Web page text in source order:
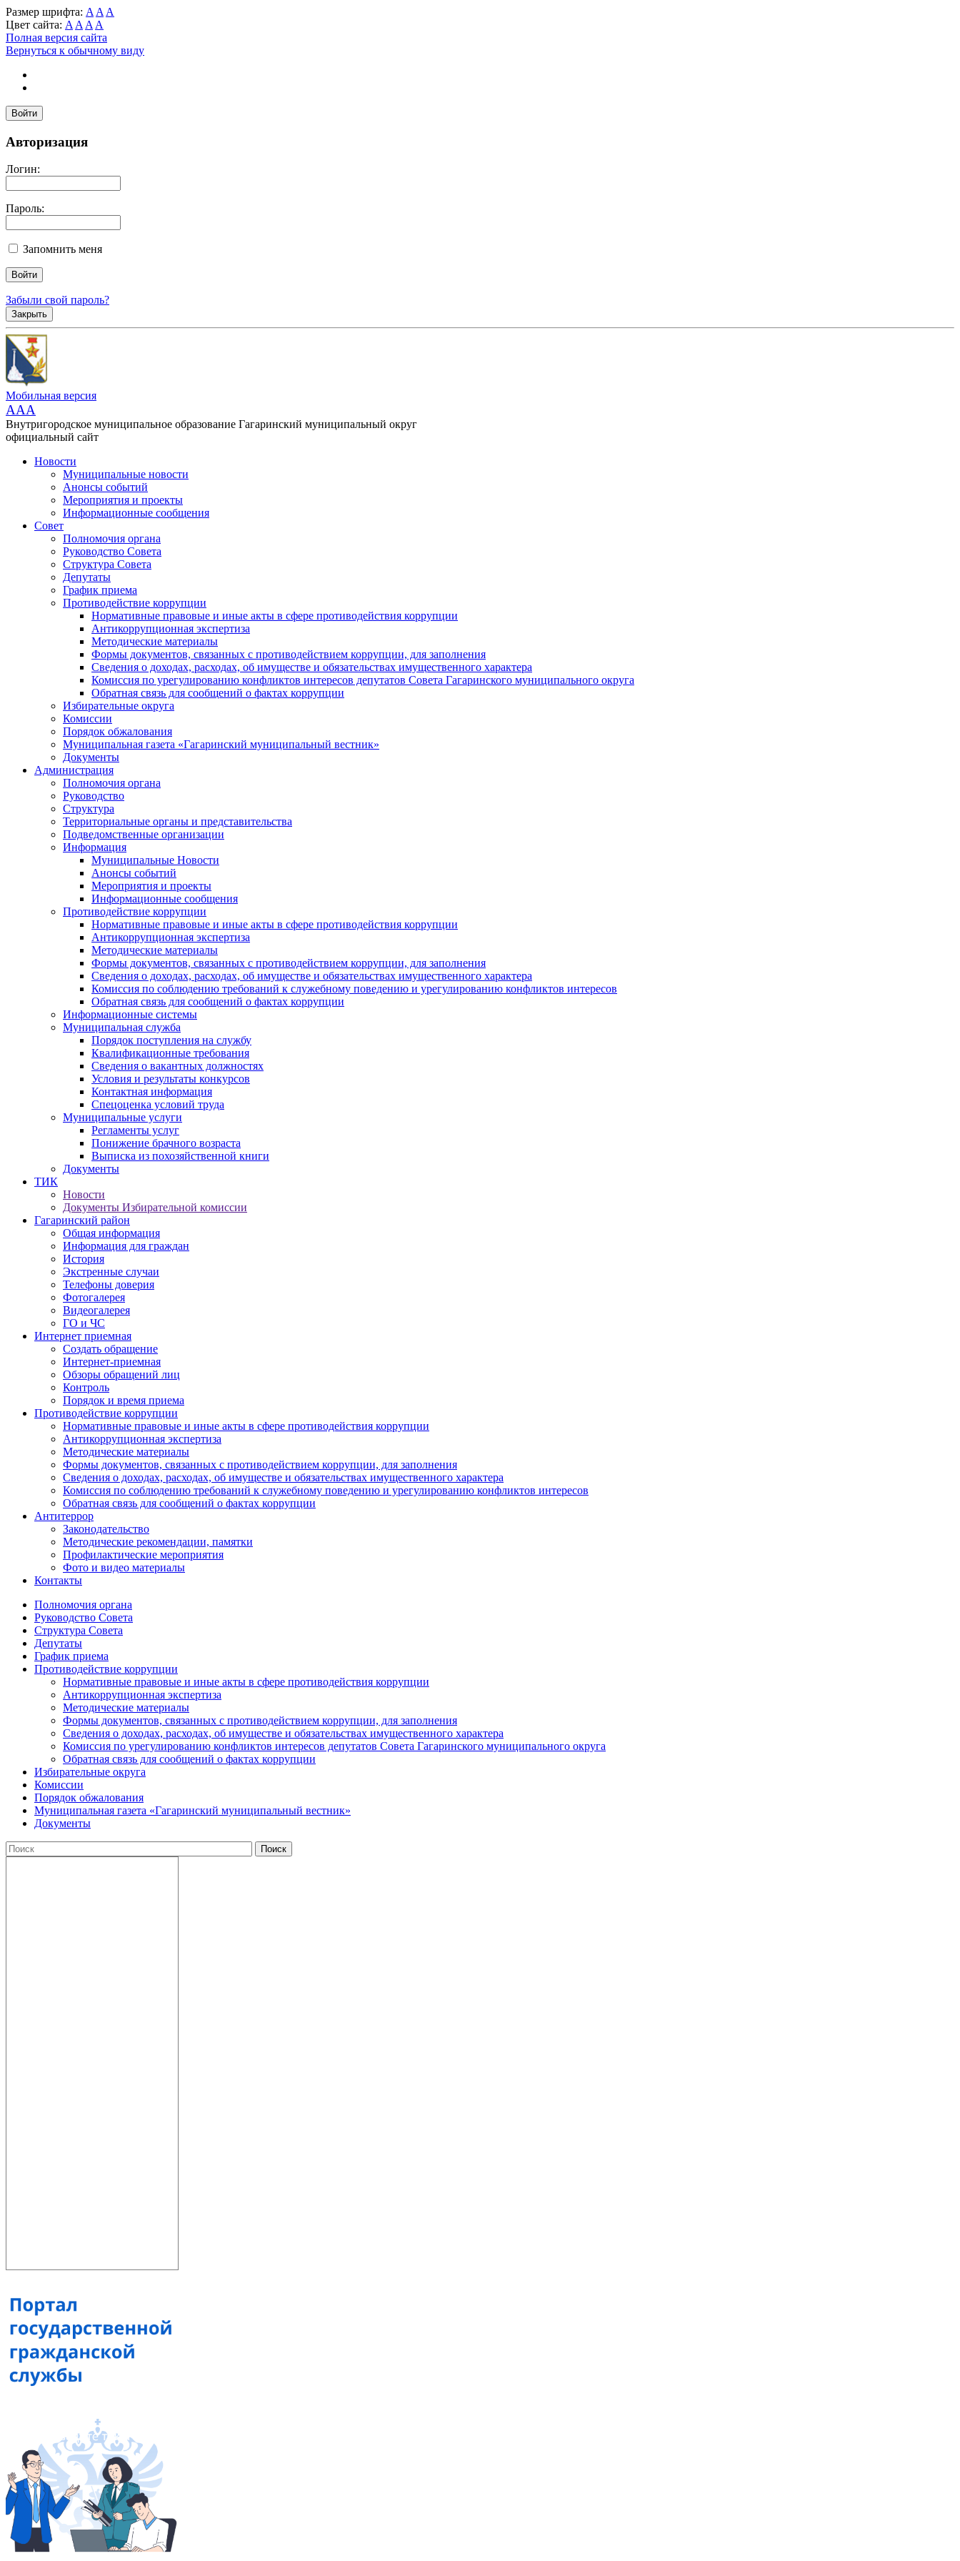
Размер шрифта: A A A
Цвет сайта: A A A A
Полная версия сайта
Вернуться к обычному виду
Войти
Авторизация
Логин:
Пароль:
Запомнить меня
Забыли свой пароль?
Закрыть
Мобильная версия
AAA
Внутригородское муниципальное образование Гагаринский муниципальный округ
официальный сайт
Новости
Муниципальные новости
Анонсы событий
Мероприятия и проекты
Информационные сообщения
Совет
Полномочия органа
Руководство Совета
Структура Совета
Депутаты
График приема
Противодействие коррупции
Нормативные правовые и иные акты в сфере противодействия коррупции
Антикоррупционная экспертиза
Методические материалы
Формы документов, связанных с противодействием коррупции, для заполнения
Сведения о доходах, расходах, об имуществе и обязательствах имущественного характера
Комиссия по урегулированию конфликтов интересов депутатов Совета Гагаринского муниципального округа
Обратная связь для сообщений о фактах коррупции
Избирательные округа
Комиссии
Порядок обжалования
Муниципальная газета «Гагаринский муниципальный вестник»
Документы
Администрация
Полномочия органа
Руководство
Структура
Территориальные органы и представительства
Подведомственные организации
Информация
Муниципальные Новости
Анонсы событий
Мероприятия и проекты
Информационные сообщения
Противодействие коррупции
Нормативные правовые и иные акты в сфере противодействия коррупции
Антикоррупционная экспертиза
Методические материалы
Формы документов, связанных с противодействием коррупции, для заполнения
Сведения о доходах, расходах, об имуществе и обязательствах имущественного характера
Комиссия по соблюдению требований к служебному поведению и урегулированию конфликтов интересов
Обратная связь для сообщений о фактах коррупции
Информационные системы
Муниципальная служба
Порядок поступления на службу
Квалификационные требования
Сведения о вакантных должностях
Условия и результаты конкурсов
Контактная информация
Спецоценка условий труда
Муниципальные услуги
Регламенты услуг
Понижение брачного возраста
Выписка из похозяйственной книги
Документы
ТИК
Новости
Документы Избирательной комиссии
Гагаринский район
Общая информация
Информация для граждан
История
Экстренные случаи
Телефоны доверия
Фотогалерея
Видеогалерея
ГО и ЧС
Интернет приемная
Создать обращение
Интернет-приемная
Обзоры обращений лиц
Контроль
Порядок и время приема
Противодействие коррупции
Нормативные правовые и иные акты в сфере противодействия коррупции
Антикоррупционная экспертиза
Методические материалы
Формы документов, связанных с противодействием коррупции, для заполнения
Сведения о доходах, расходах, об имуществе и обязательствах имущественного характера
Комиссия по соблюдению требований к служебному поведению и урегулированию конфликтов интересов
Обратная связь для сообщений о фактах коррупции
Антитеррор
Законодательство
Методические рекомендации, памятки
Профилактические мероприятия
Фото и видео материалы
Контакты
Полномочия органа
Руководство Совета
Структура Совета
Депутаты
График приема
Противодействие коррупции
Нормативные правовые и иные акты в сфере противодействия коррупции
Антикоррупционная экспертиза
Методические материалы
Формы документов, связанных с противодействием коррупции, для заполнения
Сведения о доходах, расходах, об имуществе и обязательствах имущественного характера
Комиссия по урегулированию конфликтов интересов депутатов Совета Гагаринского муниципального округа
Обратная связь для сообщений о фактах коррупции
Избирательные округа
Комиссии
Порядок обжалования
Муниципальная газета «Гагаринский муниципальный вестник»
Документы